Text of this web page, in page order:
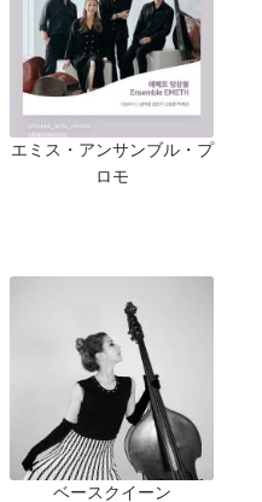
エミス・アンサンブル・プ
ロモ
ベースクイーン